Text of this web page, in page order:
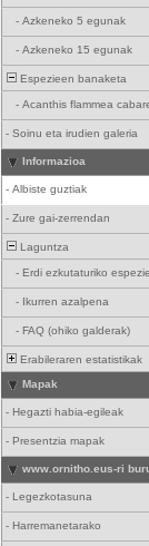
- Azkeneko 5 egunak
- Azkeneko 15 egunak
Espezieen banaketa
- Acanthis flammea
- Soinu eta irudien galeria
Informazioa
- Albiste guztiak
- Zure gai-zerrendan
Laguntza
- Erdi ezkutaturiko
- Ikurren azalpena
- FAQ (ohiko galderak)
Erabileraren estatistikak
Mapak
- Hegazti habia-egileak
- Presentzia mapak
www.ornitho.eus-ri
- Legezkotasuna
- Harremanetarako